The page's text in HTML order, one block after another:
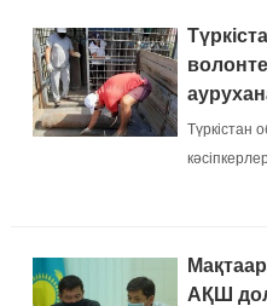
Түркістан
АҚШ